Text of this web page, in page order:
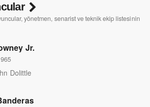
yönetmen, senarist ve teknik ekip listesinin
Jr.
Dolittle